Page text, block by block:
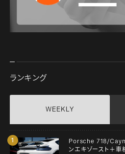
ランキング
WEEKLY
Porsche 718/
ンエキゾースト＋車